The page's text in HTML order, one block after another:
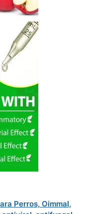
Perros, Oimmal,